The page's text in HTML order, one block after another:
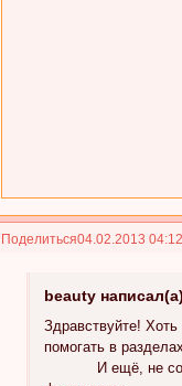
Поделиться04.02.2013
beauty
Здравствуйте!
помогать в
И ещё, не